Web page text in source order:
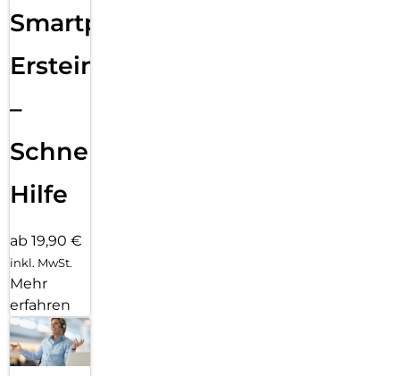
Smartphone
Ersteinrichtung
–
Schnelle
Hilfe
ab 19,90 €
inkl. MwSt.
Mehr
erfahren